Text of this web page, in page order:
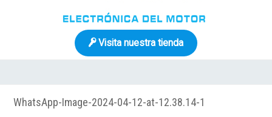
Visita nuestra tienda
WhatsApp-Image-2024-04-12-at-12.38.14-1